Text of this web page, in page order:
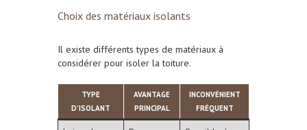
Choix des matériaux isolants
Il existe différents types de matériaux à
considérer pour isoler la toiture.
TYPE
D’ISOLANT
AVANTAGE
PRINCIPAL
INCONVÉNIENT
FRÉQUENT